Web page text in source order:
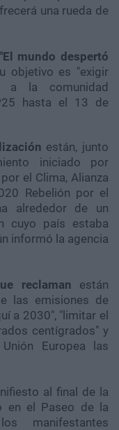
una rueda de
"El mundo despertó
objetivo es "exigir
a la comunidad
hasta el 13 de
están, junto
iniciado por
el Clima, Alianza
Rebelión por el
alrededor de un
cuyo país estaba
informó la agencia
reclaman están
las emisiones de
a 2030", "limitar el
centígrados" y
Europea las
al final de la
en el Paseo de la
manifestantes